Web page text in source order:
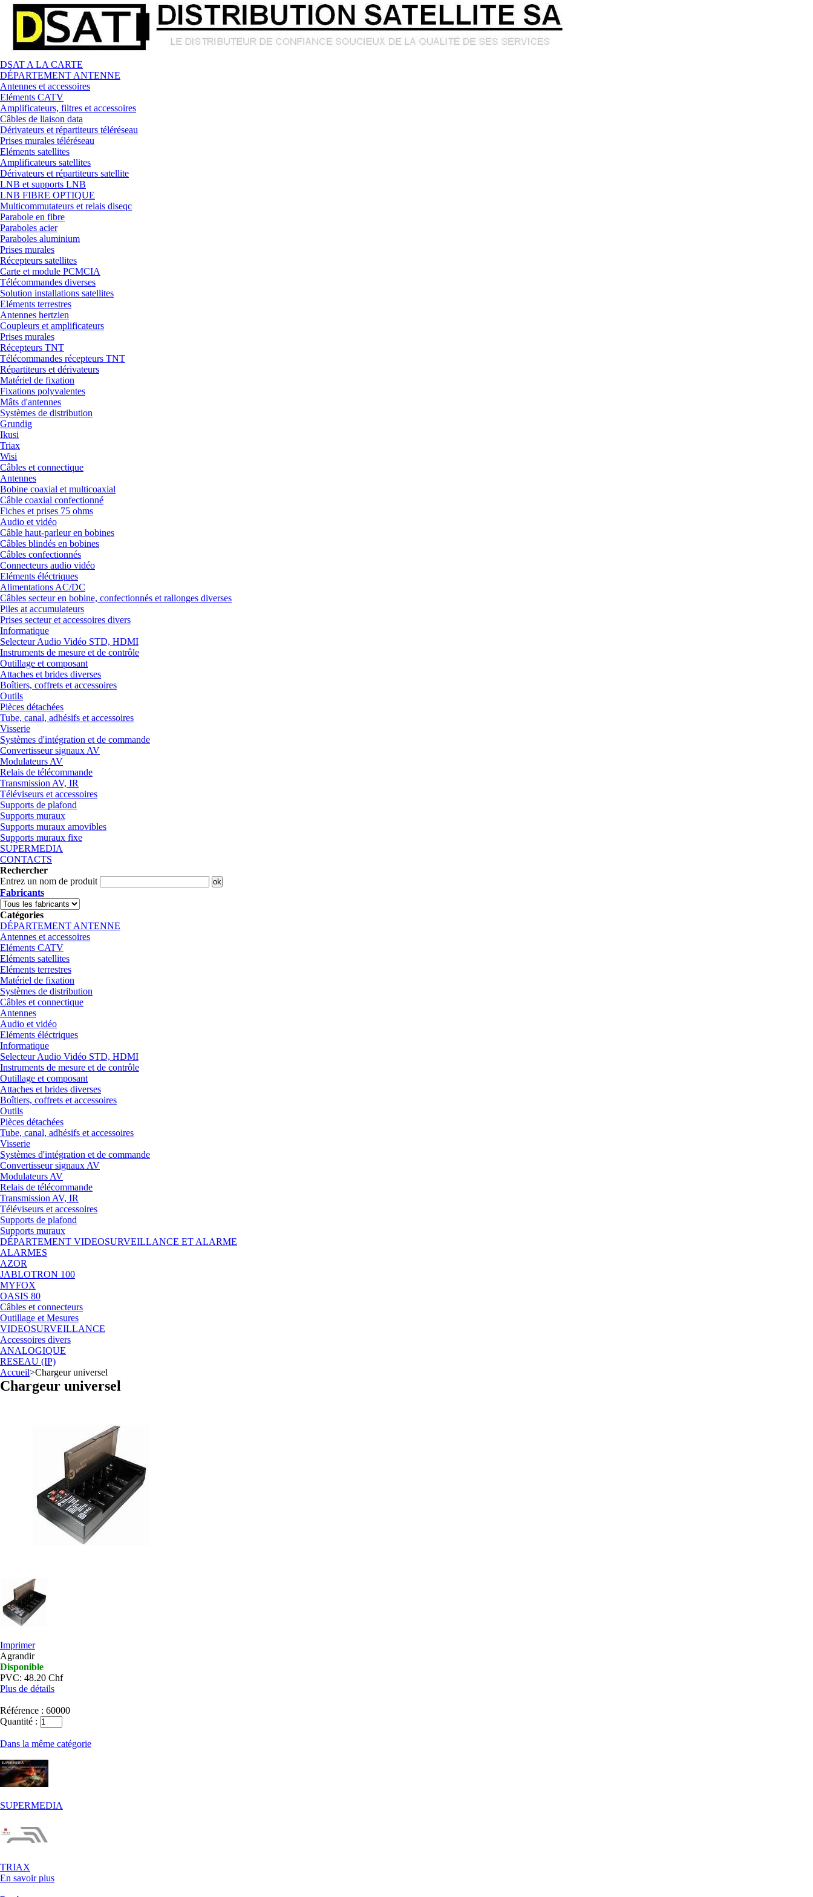
DSAT A LA CARTE
DÉPARTEMENT ANTENNE
Antennes et accessoires
Eléments CATV
Amplificateurs, filtres et accessoires
Câbles de liaison data
Dérivateurs et répartiteurs téléréseau
Prises murales téléréseau
Eléments satellites
Amplificateurs satellites
Dérivateurs et répartiteurs satellite
LNB et supports LNB
LNB FIBRE OPTIQUE
Multicommutateurs et relais diseqc
Parabole en fibre
Paraboles acier
Paraboles aluminium
Prises murales
Récepteurs satellites
Carte et module PCMCIA
Télécommandes diverses
Solution installations satellites
Eléments terrestres
Antennes hertzien
Coupleurs et amplificateurs
Prises murales
Récepteurs TNT
Télécommandes récepteurs TNT
Répartiteurs et dérivateurs
Matériel de fixation
Fixations polyvalentes
Mâts d'antennes
Systèmes de distribution
Grundig
Ikusi
Triax
Wisi
Câbles et connectique
Antennes
Bobine coaxial et multicoaxial
Câble coaxial confectionné
Fiches et prises 75 ohms
Audio et vidéo
Câble haut-parleur en bobines
Câbles blindés en bobines
Câbles confectionnés
Connecteurs audio vidéo
Eléments éléctriques
Alimentations AC/DC
Câbles secteur en bobine, confectionnés et rallonges diverses
Piles at accumulateurs
Prises secteur et accessoires divers
Informatique
Selecteur Audio Vidéo STD, HDMI
Instruments de mesure et de contrôle
Outillage et composant
Attaches et brides diverses
Boîtiers, coffrets et accessoires
Outils
Pièces détachées
Tube, canal, adhésifs et accessoires
Visserie
Systèmes d'intégration et de commande
Convertisseur signaux AV
Modulateurs AV
Relais de télécommande
Transmission AV, IR
Téléviseurs et accessoires
Supports de plafond
Supports muraux
Supports muraux amovibles
Supports muraux fixe
SUPERMEDIA
CONTACTS
Rechercher
Entrez un nom de produit
Fabricants
Catégories
DÉPARTEMENT ANTENNE
Antennes et accessoires
Eléments CATV
Eléments satellites
Eléments terrestres
Matériel de fixation
Systèmes de distribution
Câbles et connectique
Antennes
Audio et vidéo
Eléments éléctriques
Informatique
Selecteur Audio Vidéo STD, HDMI
Instruments de mesure et de contrôle
Outillage et composant
Attaches et brides diverses
Boîtiers, coffrets et accessoires
Outils
Pièces détachées
Tube, canal, adhésifs et accessoires
Visserie
Systèmes d'intégration et de commande
Convertisseur signaux AV
Modulateurs AV
Relais de télécommande
Transmission AV, IR
Téléviseurs et accessoires
Supports de plafond
Supports muraux
DÉPARTEMENT VIDEOSURVEILLANCE ET ALARME
ALARMES
AZOR
JABLOTRON 100
MYFOX
OASIS 80
Câbles et connecteurs
Outillage et Mesures
VIDEOSURVEILLANCE
Accessoires divers
ANALOGIQUE
RESEAU (IP)
Accueil>Chargeur universel
Chargeur universel
Imprimer
Agrandir
Disponible
PVC: 48.20 Chf
Plus de détails
Référence : 60000
Quantité :
Dans la même catégorie
SUPERMEDIA
TRIAX
En savoir plus